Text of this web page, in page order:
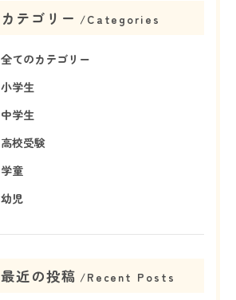
カテゴリー Categories
全てのカテゴリー
小学生
中学生
高校受験
学童
幼児
最近の投稿 Recent Posts